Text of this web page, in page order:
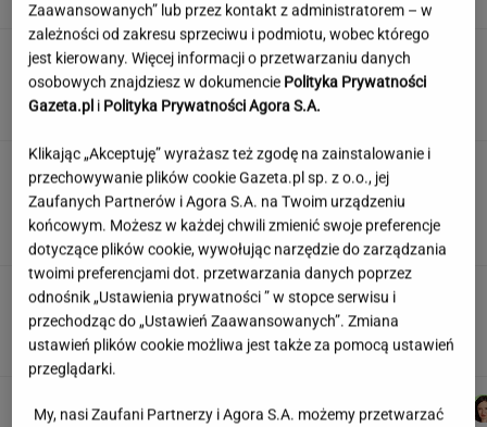
Jeden wakacyjny nawyk może mieć
nieprzyjemne konsekwencje. Też tak robisz?
MATERIAŁ PROMOCYJNY
"Wymieniłam mojego byłego na
jego wujka milionera". Tak wciągają
mikrodramy
SUBSKRYPCJA
Wystarczy jedno spojrzenie i już wiadomo. Po
tym poznasz turystę we Włoszech
Autorzy:
KIEDROWSKI
KUCHARCZYK
TRELA
MAIKOWSKI
Zaawansowanych” lub przez kontakt z administratorem – w
zależności od zakresu sprzeciwu i podmiotu, wobec którego
jest kierowany. Więcej informacji o przetwarzaniu danych
osobowych znajdziesz w dokumencie Polityka Prywatności
Gazeta.pl i Polityka Prywatności Agora S.A.
Klikając „Akceptuję” wyrażasz też zgodę na zainstalowanie i
przechowywanie plików cookie Gazeta.pl sp. z o.o., jej
Zaufanych Partnerów i Agora S.A. na Twoim urządzeniu
końcowym. Możesz w każdej chwili zmienić swoje preferencje
dotyczące plików cookie, wywołując narzędzie do zarządzania
twoimi preferencjami dot. przetwarzania danych poprzez
odnośnik „Ustawienia prywatności ” w stopce serwisu i
przechodząc do „Ustawień Zaawansowanych”. Zmiana
ustawień plików cookie możliwa jest także za pomocą ustawień
przeglądarki.
My, nasi Zaufani Partnerzy i Agora S.A. możemy przetwarzać